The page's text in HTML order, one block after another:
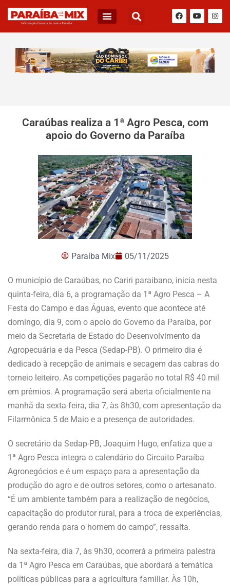
Caraúbas realiza a 1ª Agro Pesca, com
apoio do Governo da Paraíba
Paraíba Mix 05/11/2025
O município de Caraúbas, no Cariri paraibano, inicia nesta
quinta-feira, dia 6, a programação da 1ª Agro Pesca – A
Festa do Campo e das Águas, evento que acontece até
domingo, dia 9, com o apoio do Governo da Paraíba, por
meio da Secretaria de Estado do Desenvolvimento da
Agropecuária e da Pesca (Sedap-PB). O primeiro dia é
dedicado à recepção de animais e secagem das cabras do
torneio leiteiro. As competições pagarão no total R$ 40 mil
em prêmios. A programação será aberta oficialmente na
manhã da sexta-feira, dia 7, às 8h30, com apresentação da
Filarmônica 5 de Maio e a presença de autoridades.
O secretário da Sedap-PB, Joaquim Hugo, enfatiza que a
1ª Agro Pesca integra o calendário do Circuito Paraíba
Agronegócios e é um espaço para a apresentação da
produção do agro e de outros setores, como o artesanato.
“É um ambiente também para a realização de negócios,
capacitação do produtor rural, para a troca de experiências,
gerando renda para o homem do campo”, ressalta.
Na sexta-feira, dia 7, às 9h30, ocorrerá a primeira palestra
da 1ª Agro Pesca em Caraúbas, que abordará a temática
políticas públicas para a agricultura familiar. Às 10h,